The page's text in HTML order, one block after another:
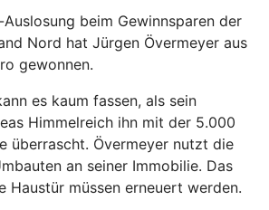
beim Gewinnsparen der
Nord hat Jürgen Övermeyer aus
gewonnen.
es kaum fassen, als sein
Himmelreich ihn mit der 5.000
überrascht. Övermeyer nutzt die
an seiner Immobilie. Das
Haustür müssen erneuert werden.